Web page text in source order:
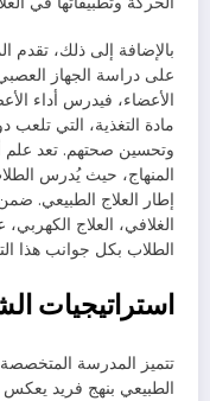
بالإضافة إلى ذلك، تقدم
على دراسة الجهاز
الأعضاء، فيدرس أداء
مادة التغذية، التي
وتحسين صحتهم. تعد علم
المنهاج، حيث يُدرس
إطار العلاج الطبيعي.
الغلافي، العلاج
الطلاب بكل جوانب هذا
استراتيجيات
تتميز المدرسة
الطبيعي بنهج فريد يعكس